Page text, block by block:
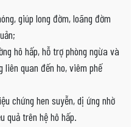
giúp long đờm, loãng đờm
hô hấp, hỗ trợ phòng ngừa và
quan đến ho, viêm phế
chứng hen suyễn, dị ứng nhờ
quả trên hệ hô hấp.